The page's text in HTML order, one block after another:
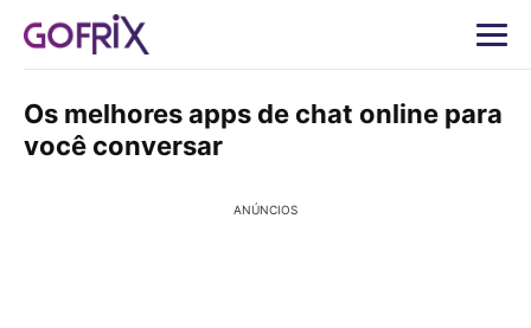
Os melhores apps de chat online para
você conversar
ANÚNCIOS